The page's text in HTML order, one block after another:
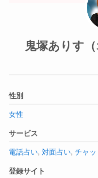
鬼塚ありす
性別
女性
サービス
電話占い, 対面占い, チャ
登録サイト